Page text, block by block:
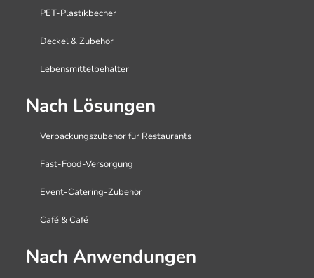
PET-Plastikbecher
Deckel & Zubehör
Lebensmittelbehälter
Nach Lösungen
Verpackungszubehör für Restaurants
Fast-Food-Versorgung
Event-Catering-Zubehör
Café & Café
Nach Anwendungen